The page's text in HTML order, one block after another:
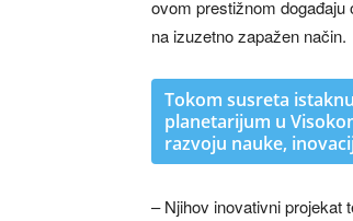
ovom prestižnom događaju
na izuzetno zapažen način.
Tokom susreta
planetarijum u
razvoju nauke,
– Njihov inovativni projekat